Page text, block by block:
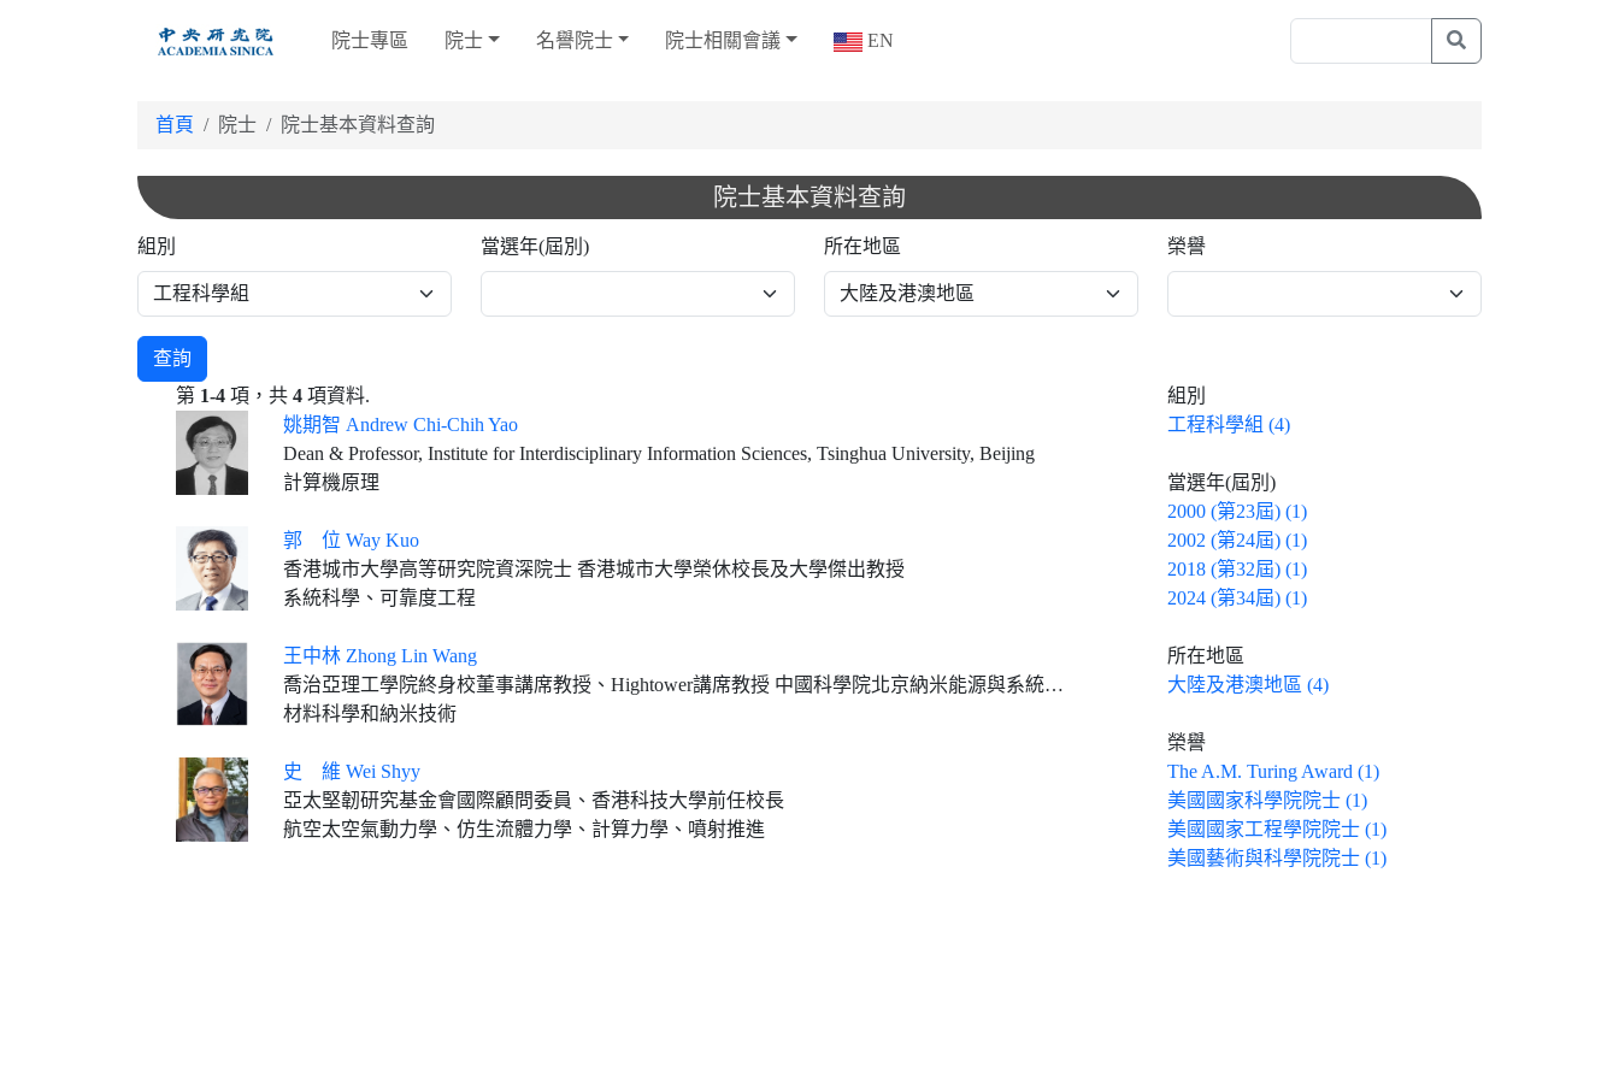
院士專區 院士 名譽院士 院士相關會議 EN
首頁 院士 院士基本資料查詢
院士基本資料查詢
組別 當選年(屆別) 所在地區 榮譽
查詢
第 1-4 項，共 4 項資料.
姚期智 Andrew Chi-Chih Yao
Dean & Professor, Institute for Interdisciplinary Information Sciences, Tsinghua University, Beijing
計算機原理
郭 位 Way Kuo
香港城市大學高等研究院資深院士 香港城市大學榮休校長及大學傑出教授
系統科學、可靠度工程
王中林 Zhong Lin Wang
喬治亞理工學院終身校董事講席教授、Hightower講席教授 中國科學院北京納米能源與系統研究所所長
材料科學和納米技術
史 維 Wei Shyy
亞太堅韌研究基金會國際顧問委員、香港科技大學前任校長
航空太空氣動力學、仿生流體力學、計算力學、噴射推進
組別
工程科學組 (4)
當選年(屆別)
2000 (第23屆) (1)
2002 (第24屆) (1)
2018 (第32屆) (1)
2024 (第34屆) (1)
所在地區
大陸及港澳地區 (4)
榮譽
The A.M. Turing Award (1)
美國國家科學院院士 (1)
美國國家工程學院院士 (1)
美國藝術與科學院院士 (1)